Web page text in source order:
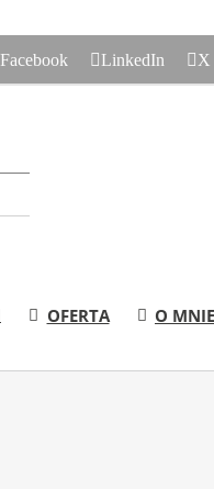
Facebook LinkedIn X
OFERTA O MNIE